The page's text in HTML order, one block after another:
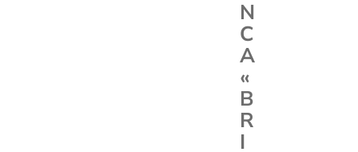
N
C
A
«
B
R
I